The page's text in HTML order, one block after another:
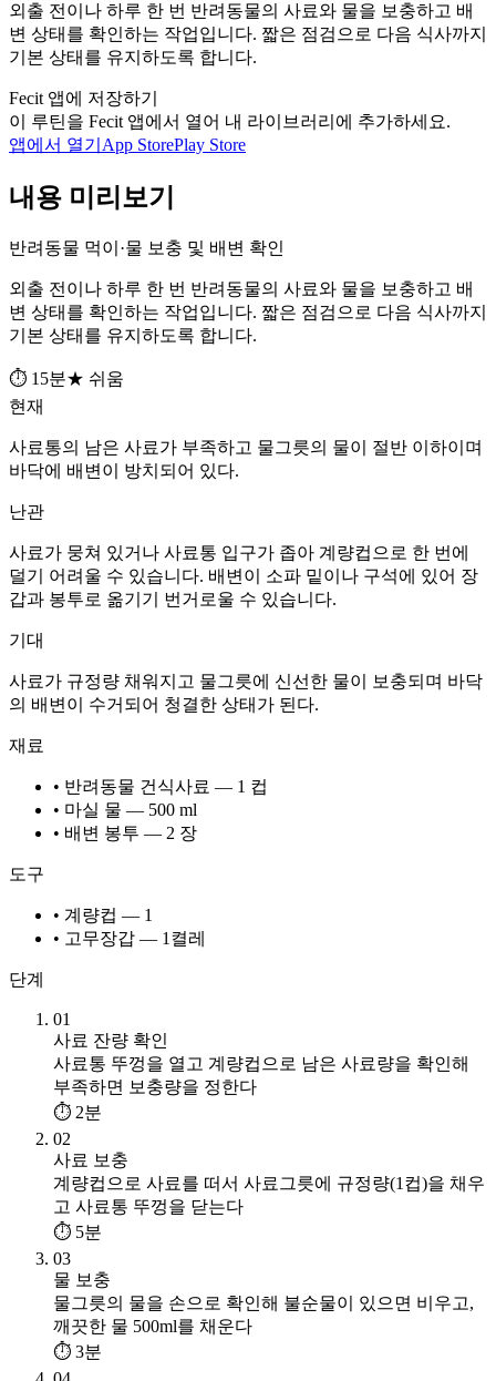
외출 전이나 하루 한 번 반려동물의 사료와 물을 보충하고 배
변 상태를 확인하는 작업입니다. 짧은 점검으로 다음 식사까지
기본 상태를 유지하도록 합니다.
Fecit 앱에 저장하기
이 루틴을 Fecit 앱에서 열어 내 라이브러리에 추가하세요.
앱에서 열기 App StorePlay Store
내용 미리보기
반려동물 먹이·물 보충 및 배변 확인
외출 전이나 하루 한 번 반려동물의 사료와 물을 보충하고 배
변 상태를 확인하는 작업입니다. 짧은 점검으로 다음 식사까지
기본 상태를 유지하도록 합니다.
⏱ 15분★ 쉬움
현재
사료통의 남은 사료가 부족하고 물그릇의 물이 절반 이하이며
바닥에 배변이 방치되어 있다.
난관
사료가 뭉쳐 있거나 사료통 입구가 좁아 계량컵으로 한 번에
덜기 어려울 수 있습니다. 배변이 소파 밑이나 구석에 있어 장
갑과 봉투로 옮기기 번거로울 수 있습니다.
기대
사료가 규정량 채워지고 물그릇에 신선한 물이 보충되며 바닥
의 배변이 수거되어 청결한 상태가 된다.
재료
• 반려동물 건식사료 — 1 컵
• 마실 물 — 500 ml
• 배변 봉투 — 2 장
도구
• 계량컵 — 1
• 고무장갑 — 1켤레
단계
01
사료 잔량 확인
사료통 뚜껑을 열고 계량컵으로 남은 사료량을 확인해
부족하면 보충량을 정한다
⏱ 2분
02
사료 보충
계량컵으로 사료를 떠서 사료그릇에 규정량(1컵)을 채우
고 사료통 뚜껑을 닫는다
⏱ 5분
03
물 보충
물그릇의 물을 손으로 확인해 불순물이 있으면 비우고,
깨끗한 물 500ml를 채운다
⏱ 3분